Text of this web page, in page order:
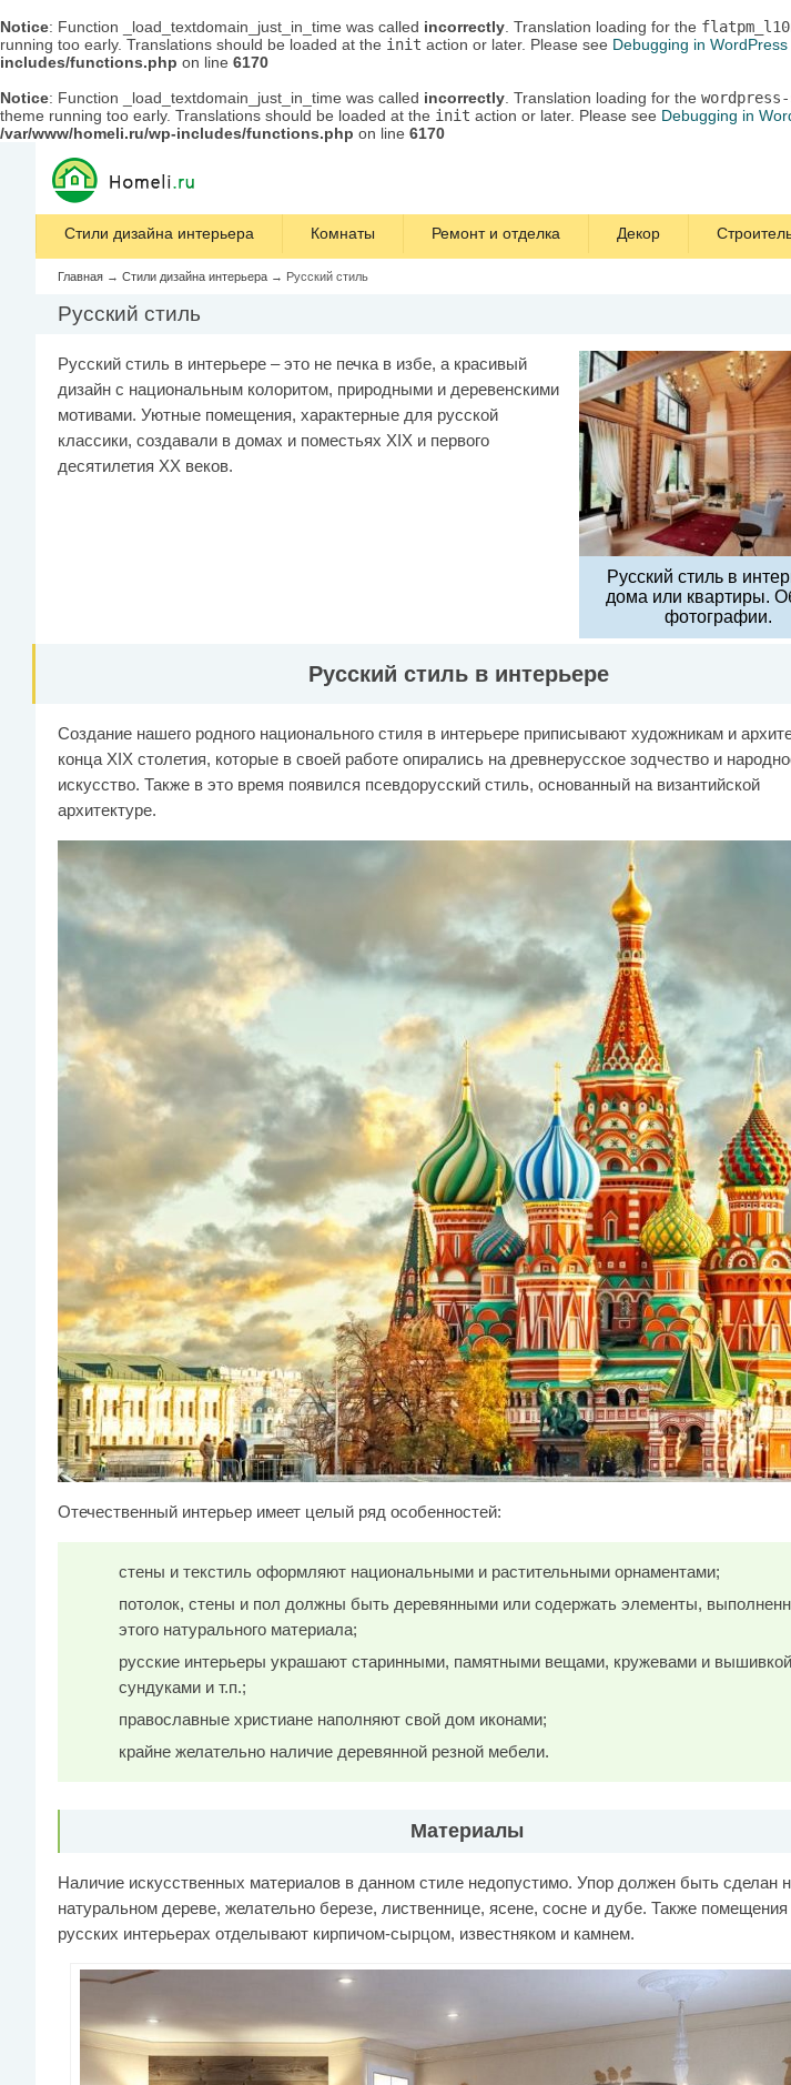
Notice: Function _load_textdomain_just_in_time was called incorrectly . Translation loading for the
running too early. Translations should be loaded at the init action or later. Please see Debugging in WordPress
includes/functions.php on line 6170
Notice: Function _load_textdomain_just_in_time was called incorrectly . Translation loading for the
theme running too early. Translations should be loaded at the init action or later. Please see Debugging in
/var/www/homeli.ru/wp-includes/functions.php on line 6170
Стили дизайна интерьера Комнаты Ремонт и отделка Декор
Главная → Стили дизайна интерьера → Русский стиль
Русский стиль
Русский стиль в
дома или квартиры.
фотографии.
Русский стиль в интерьере – это не печка в избе, а красивый
дизайн с национальным колоритом, природными и деревенскими
мотивами. Уютные помещения, характерные для русской
классики, создавали в домах и поместьях XIX и первого
десятилетия XX веков.
Русский стиль в интерьере
Создание нашего родного национального стиля в интерьере приписывают художникам и
конца XIX столетия, которые в своей работе опирались на древнерусское зодчество и
искусство. Также в это время появился псевдорусский стиль, основанный на византийской
архитектуре.
Отечественный интерьер имеет целый ряд особенностей:
стены и текстиль оформляют национальными и растительными орнаментами;
потолок, стены и пол должны быть деревянными или содержать элементы,
этого натурального материала;
русские интерьеры украшают старинными, памятными вещами, кружевами и
сундуками и т.п.;
православные христиане наполняют свой дом иконами;
крайне желательно наличие деревянной резной мебели.
Материалы
Наличие искусственных материалов в данном стиле недопустимо. Упор должен быть сделан
натуральном дереве, желательно березе, лиственнице, ясене, сосне и дубе. Также помещения
русских интерьерах отделывают кирпичом-сырцом, известняком и камнем.